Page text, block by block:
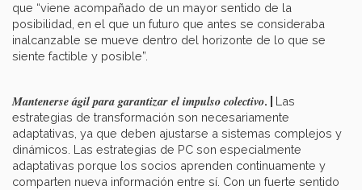
que “viene acompañado de un mayor sentido de la
posibilidad, en el que un futuro que antes se consideraba
inalcanzable se mueve dentro del horizonte de lo que se
siente factible y posible”.
Mantenerse ágil para garantizar el impulso colectivo. | Las
estrategias de transformación son necesariamente
adaptativas, ya que deben ajustarse a sistemas complejos y
dinámicos. Las estrategias de PC son especialmente
adaptativas porque los socios aprenden continuamente y
comparten nueva información entre sí. Con un fuerte sentido